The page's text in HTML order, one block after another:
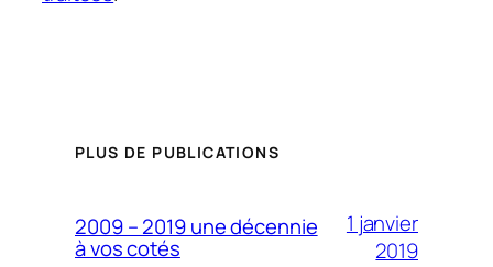
PLUS DE PUBLICATIONS
2009 – 2019 une décennie
à vos cotés
1 janvier
2019